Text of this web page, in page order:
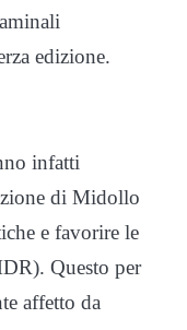
edizione.
infatti
di Midollo
e favorire le
Questo per
affetto da